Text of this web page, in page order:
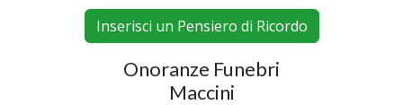
Inserisci un Pensiero di Ricordo
Onoranze Funebri
Maccini